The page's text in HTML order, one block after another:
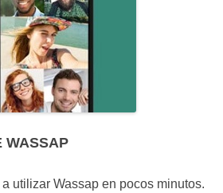
WASSAP
utilizar Wassap en pocos minutos.